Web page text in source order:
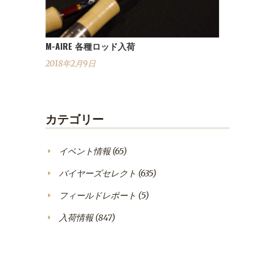
M-AIRE 各種ロッド入荷
2018年2月9日
カテゴリー
イベント情報(65)
バイヤーズセレクト (635)
フィールドレポート (5)
入荷情報(847)